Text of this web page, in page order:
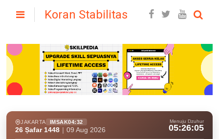
Koran Stabilitas
JAKARTA IMSAK04:32
26 Ṣafar 1448 09 Aug 2026
Menuju Dzuhur
05:26:04